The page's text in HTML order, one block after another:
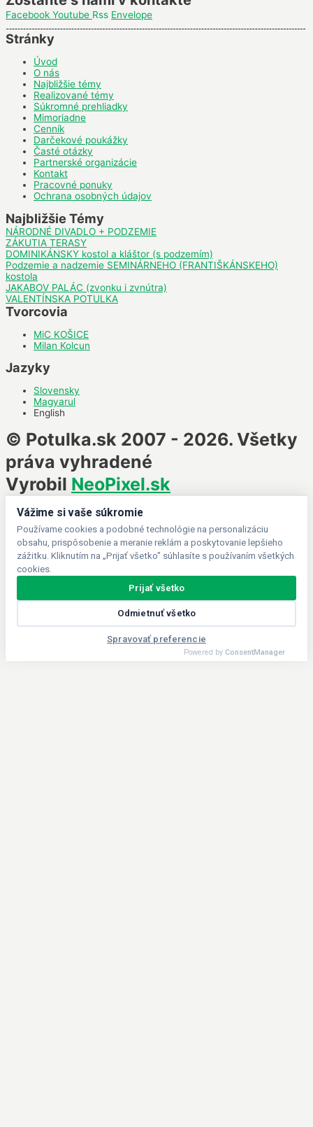
Facebook Youtube Rss Envelope
Stránky
Úvod
O nás
Najbližšie témy
Realizované témy
Súkromné prehliadky
Mimoriadne
Cenník
Darčekové poukážky
Časté otázky
Partnerské organizácie
Kontakt
Pracovné ponuky
Ochrana osobných údajov
Najbližšie Témy
NÁRODNÉ DIVADLO + PODZEMIE
ZÁKUTIA TERASY
DOMINIKÁNSKY kostol a kláštor (s podzemím)
Podzemie a nadzemie SEMINÁRNEHO (FRANTIŠKÁNSKEHO)
kostola
JAKABOV PALÁC (zvonku i zvnútra)
VALENTÍNSKA POTULKA
Tvorcovia
MiC KOŠICE
Milan Kolcun
Jazyky
Slovensky
Magyarul
English
© Potulka.sk 2007 - 2026. Všetky
práva vyhradené
Vyrobil NeoPixel.sk
Vážime si vaše súkromie
Používame cookies a podobné technológie na personalizáciu
obsahu, prispôsobenie a meranie reklám a poskytovanie lepšieho
zážitku. Kliknutím na „Prijať všetko" súhlasíte s používaním všetkých
cookies.
Prijať všetko
Odmietnuť všetko
Spravovať preferencie
Powered by ConsentManager